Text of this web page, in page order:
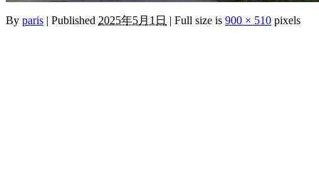
By paris | Published 2025年5月1日 | Full size is 900 × 510 pixels